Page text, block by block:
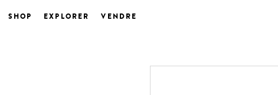
SHOP EXPLORER VENDRE